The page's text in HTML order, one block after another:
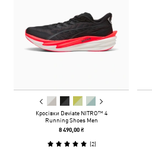
Кросівки Deviate NITRO™ 4
Running Shoes Men
8 490,00 ₴
(2)